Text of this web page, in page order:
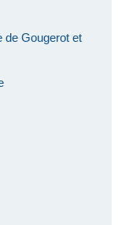
de Gougerot et